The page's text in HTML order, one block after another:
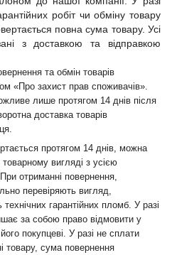
робіт чи обміну товару
повна сума товару. Усі
з доставкою та відправкою
та обмін товарів
«Про захист прав споживачів».
лише протягом 14 днів після
доставка товарів
протягом 14 днів, можна
вигляді з усією
отриманні повернення,
перевіряють вигляд,
гарантійних пломб. У разі
за собою право відмовити у
покупцеві. У разі не сплати
товару, сума повернення